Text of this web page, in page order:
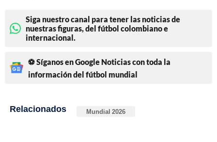
Siga nuestro canal para tener las noticias de
nuestras figuras, del fútbol colombiano e
internacional.
⚽ Síganos en Google Noticias con toda la
información del fútbol mundial
Relacionados Mundial 2026